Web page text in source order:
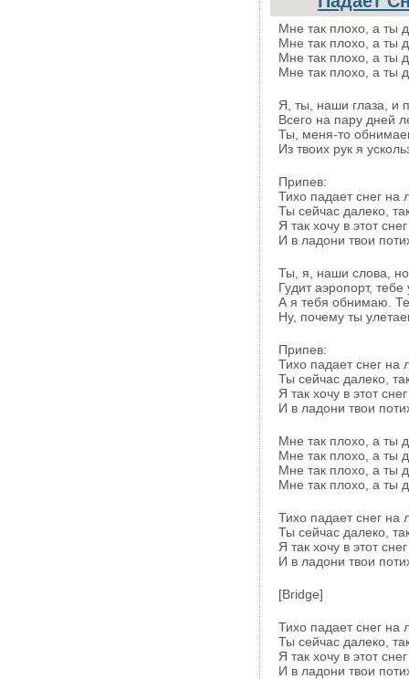
Мне так плохо, а ты
Мне так плохо, а ты
Мне так плохо, а ты
Мне так плохо, а ты
Я, ты, наши глаза, и
Всего на пару дней
Ты, меня-то
Из твоих рук я
Припев:
Тихо падает снег на
Ты сейчас далеко,
Я так хочу в этот
И в ладони твои
Ты, я, наши слова,
Гудит аэропорт,
А я тебя обнимаю.
Ну, почему ты
Припев:
Тихо падает снег на
Ты сейчас далеко,
Я так хочу в этот
И в ладони твои
Мне так плохо, а ты
Мне так плохо, а ты
Мне так плохо, а ты
Мне так плохо, а ты
Тихо падает снег на
Ты сейчас далеко,
Я так хочу в этот
И в ладони твои
[Bridge]
Тихо падает снег на
Ты сейчас далеко,
Я так хочу в этот
И в ладони твои